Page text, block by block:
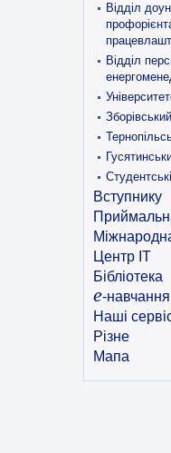
Відділ
Відділ
Вступнику
Центр ІТ
Бібліотека
e-навчання
Наші
Різне
Мапа